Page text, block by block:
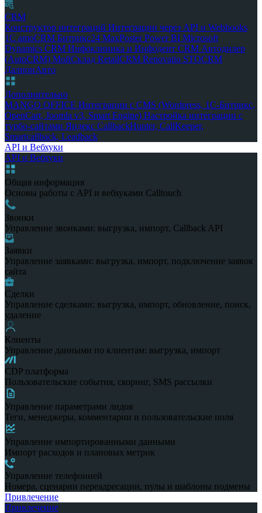
CRM
Конструктор интеграций Интеграции через API и Webhooks
1С amoCRM Битрикс24 MaxPosterPower BI Microsoft
Dynamics CRM Инфоклиника и Инфодент CRM Автодилер
(AutoCRM) МойСклад RetailCRM Renovatio STOCRM
ДалионАвто
Дополнительно
MANGO OFFICE Интеграции с CMS (Wordpress, 1С-Битрикс,
OpenCart, Joomla v3, Smart Engine) Настройка интеграции с
турбо-сайтами Яндекс CallbackHunter, CallKeeper,
Smartcallback, Leadback
API и Вебхуки
API и Вебхуки
Общая информация
Основы работы с API и вебхуками Calltouch
Звонки
Управление звонками: выгрузка, импорт, Callback API
Заявки
Управление заявками: выгрузка, импорт, подключение заявок
сайта
Сделки
Управление сделками: выгрузка, импорт, обновление, поиск,
удаление
Клиенты
Управление данными по клиентам: выгрузка, импорт
CDP платформа
Пользовательские события, скоринг, SMS рассылки
Управление параметрами лидов
Теги, менеджеры, комментарии и пользовательские поля
Управление импортированными данными
Импорт расходов и плановых метрик
Управление телефонией
Номера, сценарии переадресации, пулы и шаблоны подмены
Привлечение
Привлечение